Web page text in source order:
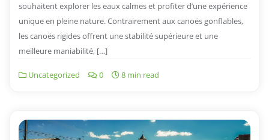
souhaitent explorer les eaux calmes et profiter d’une expérience
unique en pleine nature. Contrairement aux canoës gonflables,
les canoës rigides offrent une stabilité supérieure et une
meilleure maniabilité, […]
Uncategorized 0 8 min read